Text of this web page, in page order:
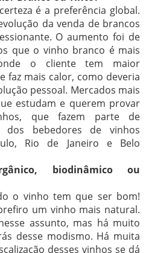
é a preferência global.
da venda de brancos
O aumento foi de
que o vinho branco é mais
o cliente tem maior
faz mais calor, como deveria
pessoal. Mercados mais
estudam e querem provar
que fazem parte de
bebedores de vinhos
Rio de Janeiro e Belo
biodinâmico ou
o vinho tem que ser bom!
um vinho mais natural.
assunto, mas há muito
desse modismo. Há muita
desses vinhos se dá